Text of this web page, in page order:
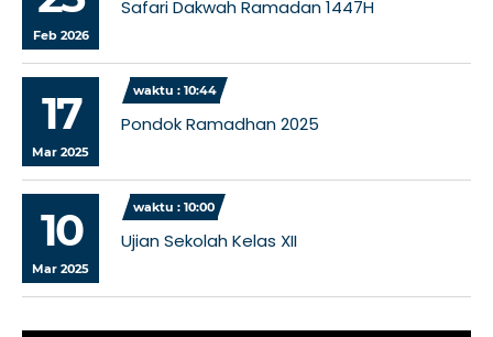
Feb 2026
Safari Dakwah Ramadan 1447H
17
Mar 2025
waktu : 10:44
Pondok Ramadhan 2025
10
Mar 2025
waktu : 10:00
Ujian Sekolah Kelas XII